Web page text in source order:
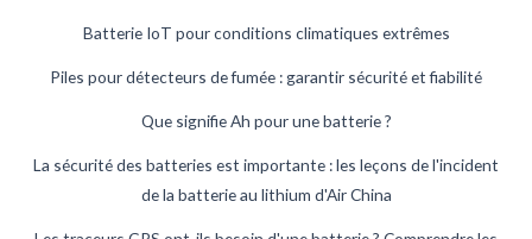
Batterie IoT pour conditions climatiques extrêmes
Piles pour détecteurs de fumée : garantir sécurité et fiabilité
Que signifie Ah pour une batterie ?
La sécurité des batteries est importante : les leçons de l'incident
de la batterie au lithium d'Air ChinaDanish
German